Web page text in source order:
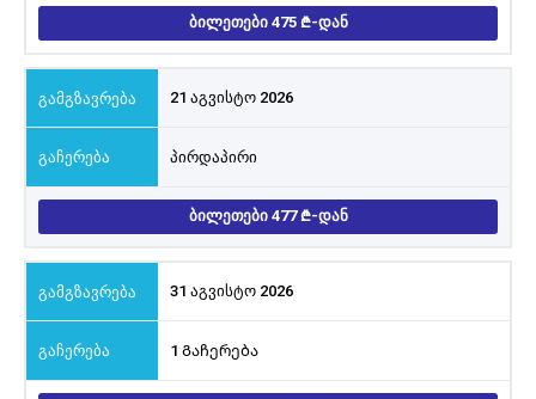
ᲑᲘᲚᲔᲗᲔᲑᲘ 475 -ᲓᲐᲜ
21 აგვისტო 2026
პირდაპირი
ᲑᲘᲚᲔᲗᲔᲑᲘ 477 -ᲓᲐᲜ
31 აგვისტო 2026
1 Გაჩერება